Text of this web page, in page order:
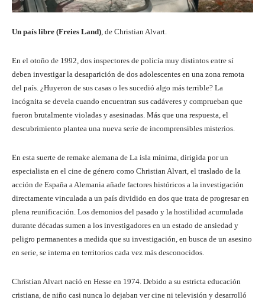
Un país libre (Freies Land) , de Christian Alvart.
En el otoño de 1992, dos inspectores de policía muy distintos entre sí
deben investigar la desaparición de dos adolescentes en una zona remota
del país. ¿Huyeron de sus casas o les sucedió algo más terrible? La
incógnita se devela cuando encuentran sus cadáveres y comprueban que
fueron brutalmente violadas y asesinadas. Más que una respuesta, el
descubrimiento plantea una nueva serie de incomprensibles misterios.
En esta suerte de remake alemana de La isla mínima, dirigida por un
especialista en el cine de género como Christian Alvart, el traslado de la
acción de España a Alemania añade factores históricos a la investigación
directamente vinculada a un país dividido en dos que trata de progresar en
plena reunificación. Los demonios del pasado y la hostilidad acumulada
durante décadas sumen a los investigadores en un estado de ansiedad y
peligro permanentes a medida que su investigación, en busca de un asesino
en serie, se interna en territorios cada vez más desconocidos.
Christian Alvart nació en Hesse en 1974. Debido a su estricta educación
cristiana, de niño casi nunca lo dejaban ver cine ni televisión y desarrolló